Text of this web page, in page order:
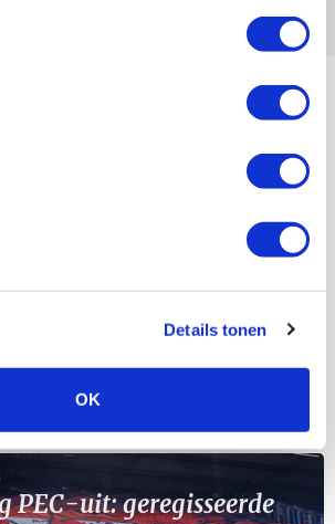
Details tonen
OK
ballenjongens/-meiden
Mij Maar Amsterdam
PEC-uit: geregisseerde